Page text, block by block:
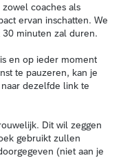
coaches als
ervan inschatten. We
minuten zal duren.
en op ieder moment
te pauzeren, kan je
dezelfde link te
Dit wil zeggen
gebruikt zullen
(niet aan je